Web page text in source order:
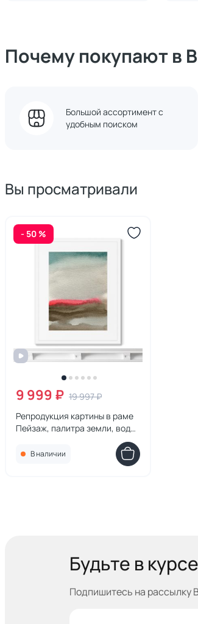
Почему покупают в
Большой ассортимент с
удобным поиском
Вы просматривали
- 50 %
9 999 ₽ 19 997 ₽
Репродукция картины в раме
Пейзаж, палитра земли, воды
В наличии
Будьте в курсе
Подпишитесь на рассылку